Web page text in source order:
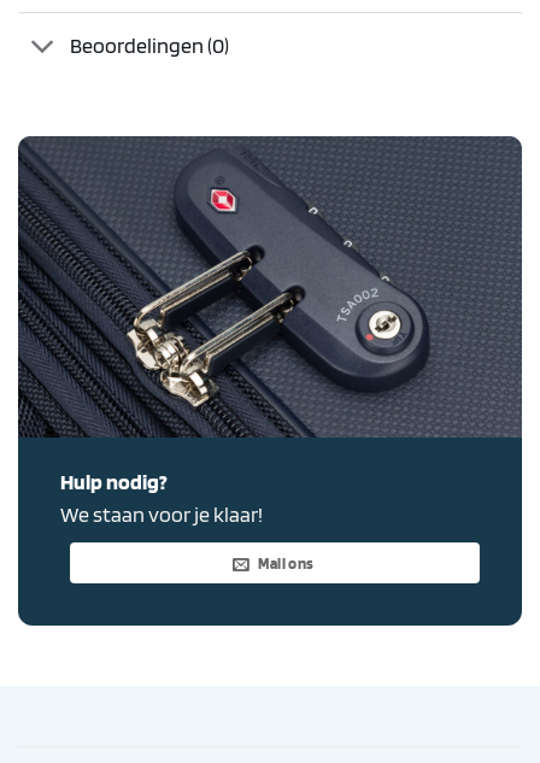
Beoordelingen (0)
Hulp nodig?
We staan voor je klaar!
Mail ons